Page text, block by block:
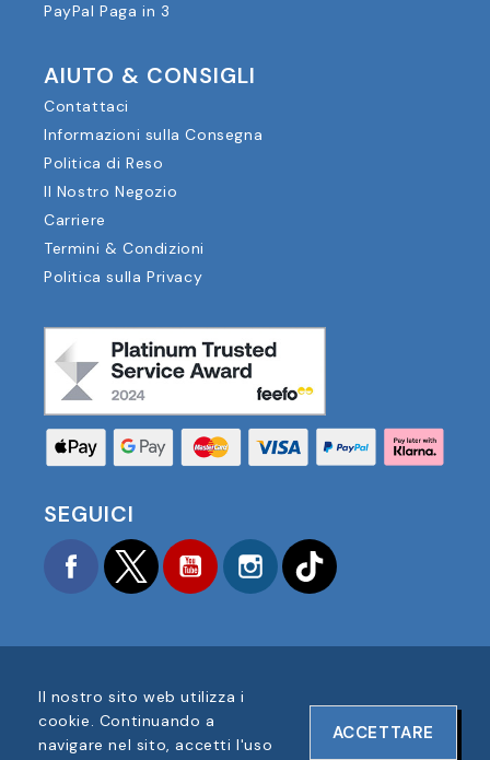
PayPal Paga in 3
AIUTO & CONSIGLI
Contattaci
Informazioni sulla Consegna
Politica di Reso
Il Nostro Negozio
Carriere
Termini & Condizioni
Politica sulla Privacy
SEGUICI
FacebookTwitter YouTubeInstagram
COPYRIGHT © 2025 FOOTBALL AMERICA UK TUTTI I
DIRITTI RISERVATI
NUMERO DI REGISTRAZIONE AZIENDA: 06354287
Il nostro sito web utilizza i
cookie. Continuando a
navigare nel sito, accetti l'uso
ACCETTARE